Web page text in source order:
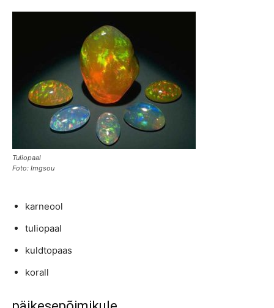
Tuliopaal
Foto: Imgsou
karneool
tuliopaal
kuldtopaas
korall